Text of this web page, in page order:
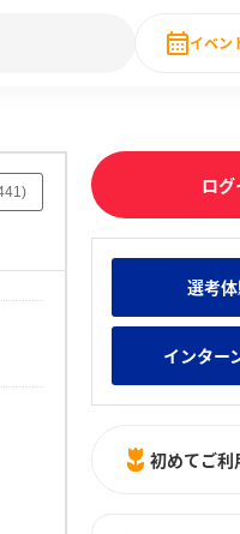
新卒就職人気企業ランキング
・DX現場社員インタビュー
イベン
)
ロ
選考
インター
初めてご利